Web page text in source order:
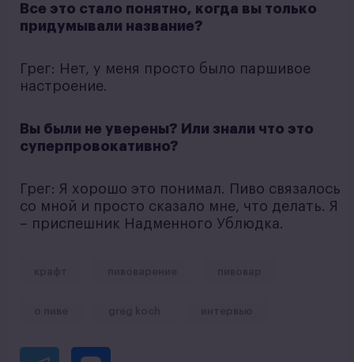
Все это стало понятно, когда вы только
придумывали название?
Грег: Нет, у меня просто было паршивое
настроение.
Вы были не уверены? Или знали что это
суперпровокативно?
Грег: Я хорошо это понимал. Пиво связалось
со мной и просто сказало мне, что делать. Я
– приспешник Надменного Ублюдка.